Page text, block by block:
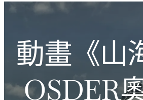
Introducing the Savara collection
文化的激盪
動畫《山
OSDER